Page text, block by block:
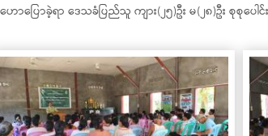
ပြောခဲ့ရာ ဒေသခံပြည်သူ ကျား(၂၅)ဦး မ(၂၈)ဦး စုစုပ